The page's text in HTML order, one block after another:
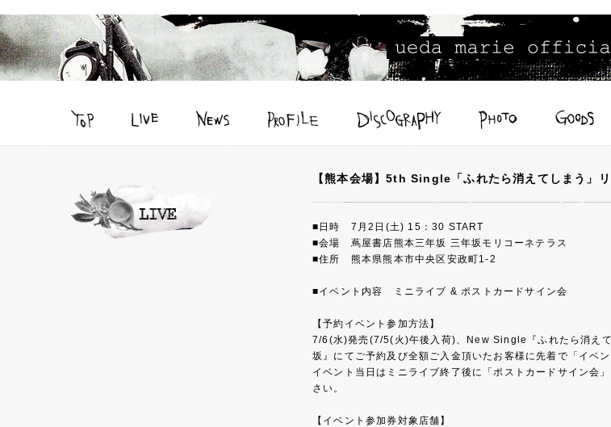
【熊本会場】5th Single「ふれたら消えてしまう」
■日時 7月2日(土) 15：30 START
■会場 蔦屋書店熊本三年坂 三年坂モリコーネテラス
■住所 熊本県熊本市中央区安政町1-2
■イベント内容 ミニライブ & ポストカードサイン会
【予約イベント参加方法】
7/6(水)発売(7/5(火)午後入荷)、New Single『ふれたら消え
坂』にてご予約及び全額ご入金頂いたお客様に先着で「イベ
イベント当日はミニライブ終了後に「ポストカードサイン会
さい。
【イベント参加券対象店舗】